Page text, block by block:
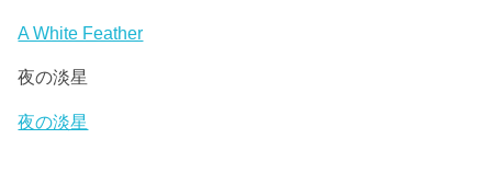
ー
ー
A White Feather
夜の淡星
夜の淡星